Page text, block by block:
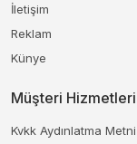
İletişim
Reklam
Künye
Müşteri Hizmetleri
Kvkk Aydınlatma Metni